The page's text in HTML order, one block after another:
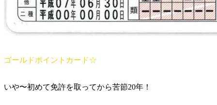
ゴールドポイントカード☆
いや〜初めて免許を取ってから苦節20年！